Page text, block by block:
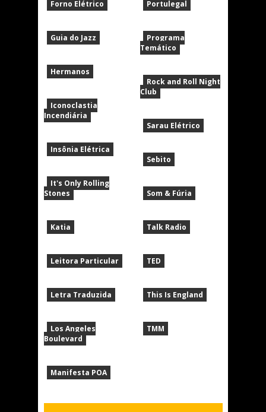
Forno Elétrico
Guia do Jazz
Hermanos
Iconoclastia
Incendiária
Insônia Elétrica
It's Only Rolling
Stones
Katia
Leitora Particular
Letra Traduzida
Los Angeles
Boulevard
Manifesta POA
Portulegal
Programa
Temático
Rock and Roll Night
Club
Sarau Elétrico
Sebito
Som & Fúria
Talk Radio
TED
This Is England
TMM